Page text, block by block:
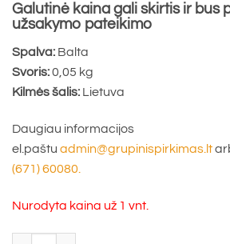
Galutinė kaina gali skirtis ir bus
užsakymo pateikimo
Spalva: Balta
Svoris:0,05 kg
Kilmės šalis: Lietuva
Daugiau informacijos
el.paštu admin@grupinispirkimas.lt
(671) 60080.
Nurodyta kaina už 1 vnt.